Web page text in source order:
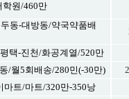
학원/460만
동-대방동/약국약품배
택-진천/화공계열/520만
/월5회배송/280민(-30만)
마트/마트/320만-350낭